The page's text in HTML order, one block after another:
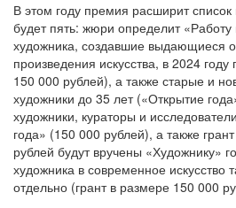
В этом году премия расширит
будет пять: жюри определит «Работу
художника, создавшие выдающиеся
произведения искусства, в 2024
150 000 рублей), а также старые и
художники до 35 лет («Открытие
художники, кураторы и
года» (150 000 рублей), а также
рублей будут вручены «Художнику»
художника в современное искусство
отдельно (грант в размере 150 000